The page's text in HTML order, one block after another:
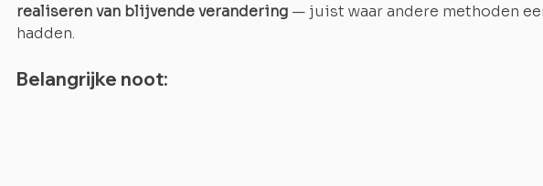
realiseren van blijvende verandering — juist waar andere methoden
hadden.
Belangrijke noot: